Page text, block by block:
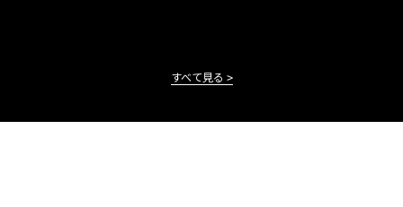
すべて見る